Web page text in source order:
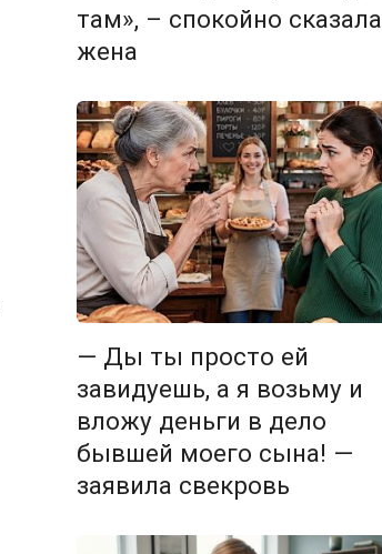
там», – спокойно сказала
жена
— Ды ты просто ей
завидуешь, а я возьму и
вложу деньги в дело
бывшей моего сына! —
заявила свекровь